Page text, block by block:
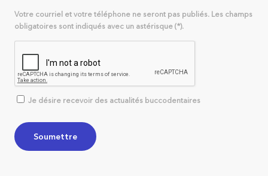
Votre courriel et votre téléphone ne seront pas publiés. Les champs
obligatoires sont indiqués avec un astérisque (*).
Je désire recevoir des actualités buccodentaires